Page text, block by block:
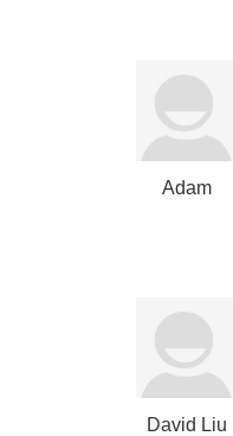
Adam
David Liu